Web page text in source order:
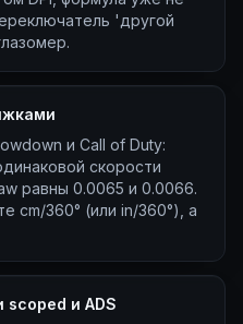
'другой
и Call of Duty:
скорости
равны 0.0065 и 0.0066.
cm/360° (или in/360°), а
и ADS